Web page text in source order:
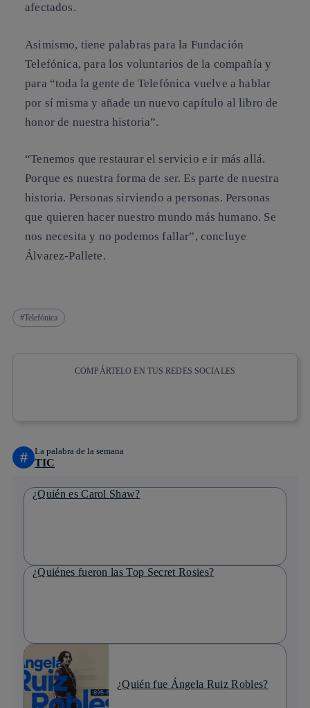
afectados.
Asimismo, tiene palabras para la Fundación
Telefónica, para los voluntarios de la compañía y
para “toda la gente de Telefónica vuelve a hablar
por sí misma y añade un nuevo capítulo al libro de
honor de nuestra historia”.
“Tenemos que restaurar el servicio e ir más allá.
Porque es nuestra forma de ser. Es parte de nuestra
historia. Personas sirviendo a personas. Personas
que quieren hacer nuestro mundo más humano. Se
nos necesita y no podemos fallar”, concluye
Álvarez-Pallete.
Telefónica
COMPÁRTELO EN TUS REDES SOCIALES
# La palabra de la semana
TIC
¿Quién es Carol Shaw?
¿Quiénes fueron las Top Secret Rosies?
¿Quién fue Ángela Ruiz Robles?